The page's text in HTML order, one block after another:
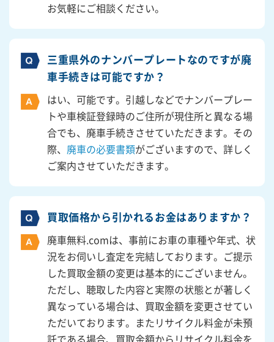
お気軽にご相談ください。
三重県外のナンバープレートなのですが廃
車手続きは可能ですか？
はい、可能です。引越しなどでナンバープレー
トや車検証登録時のご住所が現住所と異なる場
合でも、廃車手続きさせていただきます。その
際、 廃車の必要書類がございますので、詳しく
ご案内させていただきます。
買取価格から引かれるお金はありますか？
廃車無料.comは、事前にお車の車種や年式、状
況をお伺いし査定を完結しております。ご提示
した買取金額の変更は基本的にございません。
ただし、聴取した内容と実際の状態とが著しく
異なっている場合は、買取金額を変更させてい
ただいております。またリサイクル料金が未預
託である場合、買取金額からリサイクル料金を